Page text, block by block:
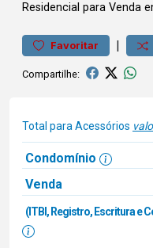
Residencial para Venda
Favoritar |
Compartilhe:
Total para Acessórios
Condomínio
Venda
(ITBI, Registro, Escritura e